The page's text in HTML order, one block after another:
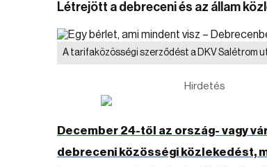
Létrejött a debreceni és az állam
A tarifaközösségi szerződést a DKV Salétrom
Hirdetés
December 24-től az ország- vagy
debreceni közösségi közlekedést,